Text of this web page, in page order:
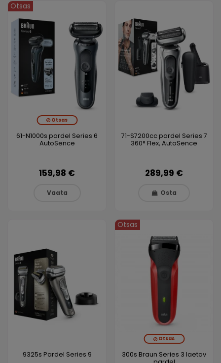
Otsas
Otsas
61-N1000s pardel Series 6
AutoSence
159,98 €
Vaata
71-S7200cc pardel Series 7
360° Flex, AutoSence
289,99 €
Osta
9325s Pardel Series 9
Otsas
Otsas
300s Braun Series 3 laetav